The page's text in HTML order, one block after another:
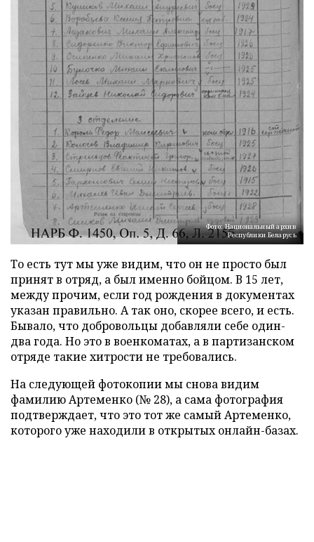
Фото: Национальный архив
Республики Беларусь
То есть тут мы уже видим, что он не просто был
принят в отряд, а был именно бойцом. В 15 лет,
между прочим, если год рождения в документах
указан правильно. А так оно, скорее всего, и есть.
Бывало, что добровольцы добавляли себе один-
два года. Но это в военкоматах, а в партизанском
отряде такие хитрости не требовались.
На следующей фотокопии мы снова видим
фамилию Артеменко (№ 28), а сама фотография
подтверждает, что это тот же самый Артеменко,
которого уже находили в открытых онлайн-базах.